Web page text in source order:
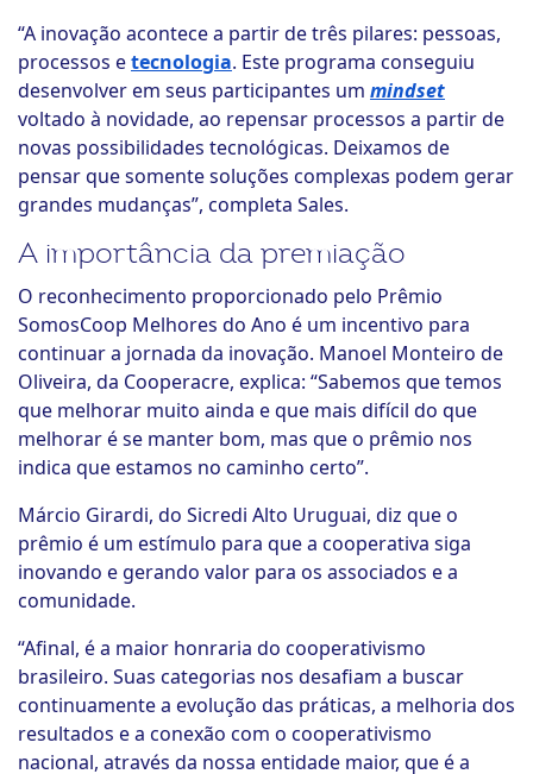
“A inovação acontece a partir de três pilares: pessoas,
processos etecnologia. Este programa conseguiu
desenvolver em seus participantes um mindset
voltado à novidade, ao repensar processos a partir de
novas possibilidades tecnológicas. Deixamos de
pensar que somente soluções complexas podem gerar
grandes mudanças”, completa Sales.
A importância da premiação
O reconhecimento proporcionado pelo Prêmio
SomosCoop Melhores do Ano é um incentivo para
continuar a jornada da inovação. Manoel Monteiro de
Oliveira, da Cooperacre, explica: “Sabemos que temos
que melhorar muito ainda e que mais difícil do que
melhorar é se manter bom, mas que o prêmio nos
indica que estamos no caminho certo”.
Márcio Girardi, do Sicredi Alto Uruguai, diz que o
prêmio é um estímulo para que a cooperativa siga
inovando e gerando valor para os associados e a
comunidade.
“Afinal, é a maior honraria do cooperativismo
brasileiro. Suas categorias nos desafiam a buscar
continuamente a evolução das práticas, a melhoria dos
resultados e a conexão com o cooperativismo
nacional, através da nossa entidade maior, que é a